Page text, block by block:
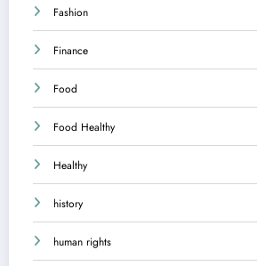
Fashion
Finance
Food
Food Healthy
Healthy
history
human rights